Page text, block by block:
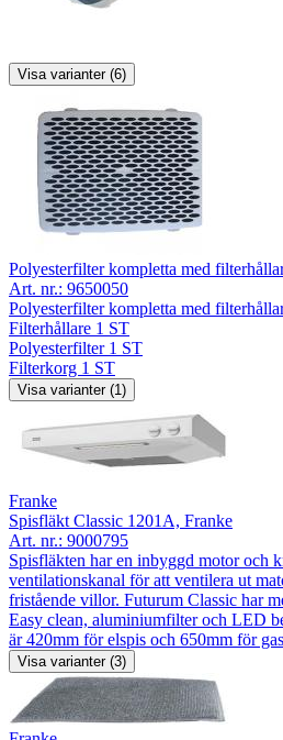
Visa varianter (6)
Polyesterfilter kompletta med
Art. nr.: 9650050
Polyesterfilter kompletta med
Filterhållare 1 ST
Polyesterfilter 1 ST
Filterkorg 1 ST
Visa varianter (1)
Franke
Spisfläkt Classic 1201A, Franke
Art. nr.: 9000795
Spisfläkten har en inbyggd motor och
ventilationskanal för att ventilera ut
fristående villor. Futurum Classic har
Easy clean, aluminiumfilter och LED
är 420mm för elspis och 650mm för
Visa varianter (3)